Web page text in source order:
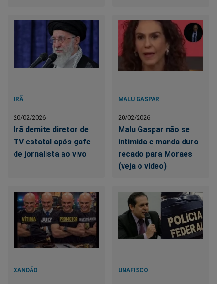
IRÃ
20/02/2026
Irã demite diretor de
TV estatal após gafe
de jornalista ao vivo
MALU GASPAR
20/02/2026
Malu Gaspar não se
intimida e manda duro
recado para Moraes
(veja o vídeo)
XANDÃO UNAFISCO